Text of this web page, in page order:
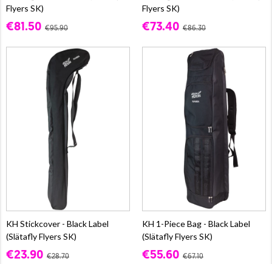
Flyers SK)
€81.50 €95.90
Flyers SK)
€73.40 €86.30
KH Stickcover - Black Label
(Slätafly Flyers SK)
€23.90 €28.70
KH 1-Piece Bag - Black Label
(Slätafly Flyers SK)
€55.60 €67.10